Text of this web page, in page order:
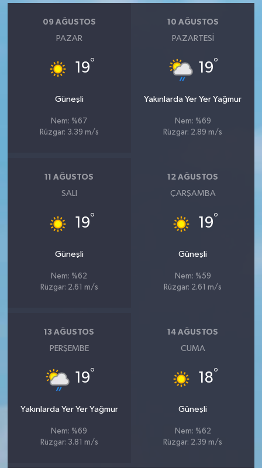
09 AĞUSTOS
PAZAR
19°
Güneşli
Nem: %67
Rüzgar: 3.39 m/s
10 AĞUSTOS
PAZARTESI
19°
Yakınlarda Yer Yer Yağmur
Nem: %69
Rüzgar: 2.89 m/s
11 AĞUSTOS
SALI
19°
Güneşli
Nem: %62
Rüzgar: 2.61 m/s
12 AĞUSTOS
ÇARŞAMBA
19°
Güneşli
Nem: %59
Rüzgar: 2.61 m/s
13 AĞUSTOS
PERŞEMBE
19°
Yakınlarda Yer Yer Yağmur
Nem: %69
Rüzgar: 3.81 m/s
14 AĞUSTOS
CUMA
18°
Güneşli
Nem: %62
Rüzgar: 2.39 m/s